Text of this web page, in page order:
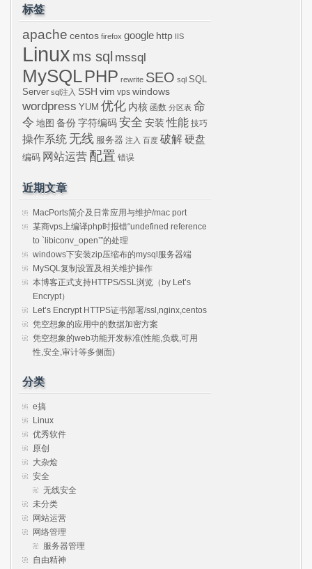
标签
apache centos firefox google http IIS
Linux ms sql mssql
MySQLPHP rewrite SEO sql SQL
Server sql注入 SSH vim vps windows
wordpress YUM 优化 内核 函数 分区表 命
令 地图 备份 字符编码 安全 安装 性能 技巧
操作系统 无线 服务器 注入 百度 破解硬盘
编码 网站运营 配置 错误
近期文章
MacPorts简介及日常应用与维护/mac port
某商vps上编译php时报错“undefined reference
to `libiconv_open’”的处理
windows下安装zip压缩布的mysql服务器端
MySQL复制设置及相关维护操作
本博客正式支持HTTPS/SSL浏览（by Let’s
Encrypt）
Let’s Encrypt HTTPS证书部署/ssl,nginx,centos
凭空想象的应用中的数据加密方案
凭空想象的web功能开发标准(性能,负载,可用
性,安全,审计等多侧面)
分类
e搞
Linux
优秀软件
原创
大杂烩
安全
无线安全
未分类
网站运营
网络管理
服务器管理
自由精神